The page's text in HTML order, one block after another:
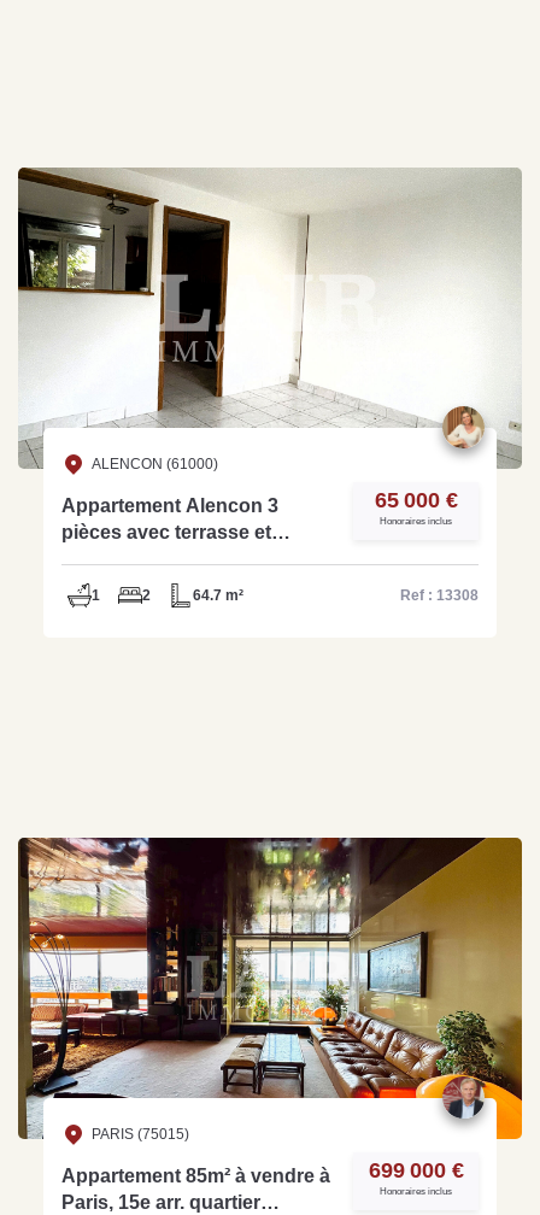
ALENCON (61000)
Appartement Alencon 3
pièces avec terrasse et
parking - Réf 13308
65 000 €
Honoraires inclus
1 2 64.7 m² Ref : 13308
PARIS (75015)
Appartement 85m² à vendre à
Paris, 15e arr. quartier
699 000 €
Honoraires inclus